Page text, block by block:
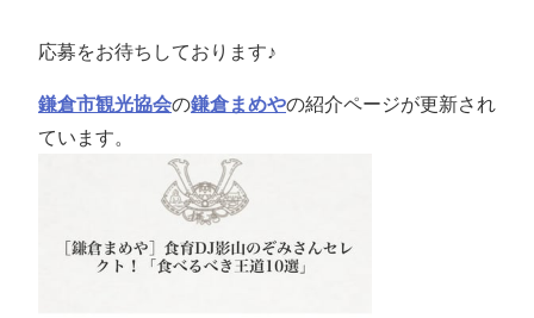
応募をお待ちしております♪
鎌倉市観光協会の鎌倉まめやの紹介ページが更新され
ています。